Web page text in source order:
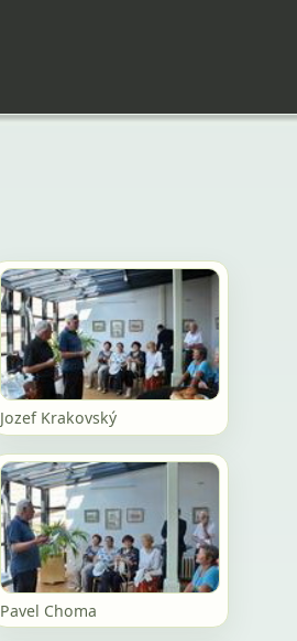
Jozef Krakovský
Pavel Choma